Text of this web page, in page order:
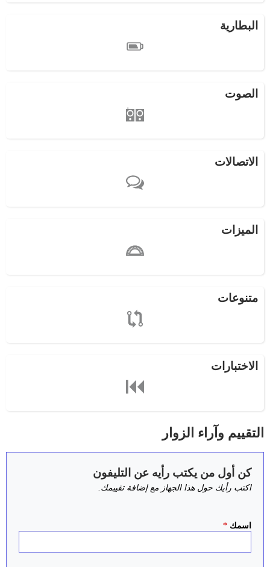
البطارية
الصوت
الاتصالات
الميزات
متنوعات
الاختبارات
التقييم وآراء الزوار
كن أول من يكتب رأيه عن التليفون
اكتب رأيك حول هذا الجهاز مع إضافة تقييمك.
اسمك *